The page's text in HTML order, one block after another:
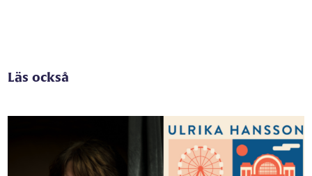
Läs också